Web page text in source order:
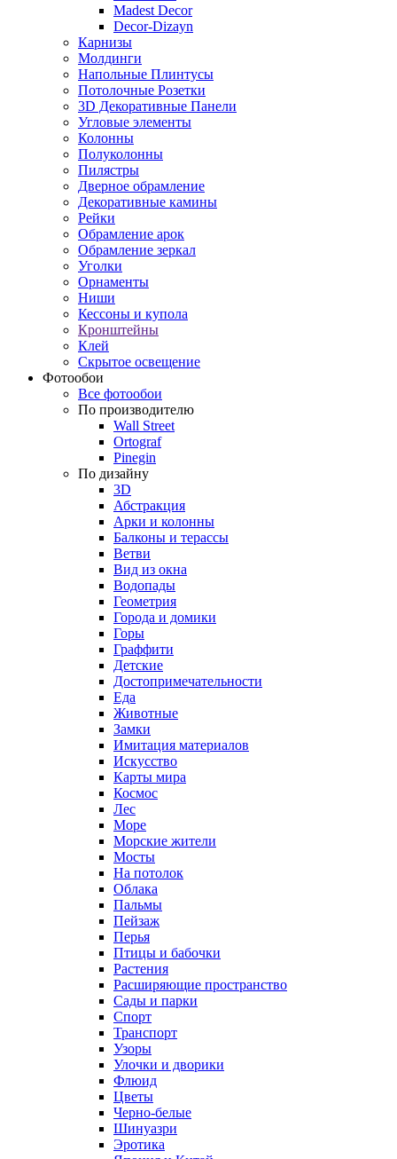
Madest Decor
Decor-Dizayn
Карнизы
Молдинги
Напольные Плинтусы
Потолочные Розетки
3D Декоративные Панели
Угловые элементы
Колонны
Полуколонны
Пилястры
Дверное обрамление
Декоративные камины
Рейки
Обрамление арок
Обрамление зеркал
Уголки
Орнаменты
Ниши
Кессоны и купола
Кронштейны
Клей
Скрытое освещение
Фотообои
Все фотообои
По производителю
Wall Street
Ortograf
Pinegin
По дизайну
3D
Абстракция
Арки и колонны
Балконы и терассы
Ветви
Вид из окна
Водопады
Геометрия
Города и домики
Горы
Граффити
Детские
Достопримечательности
Еда
Животные
Замки
Имитация материалов
Искусство
Карты мира
Космос
Лес
Море
Морские жители
Мосты
На потолок
Облака
Пальмы
Пейзаж
Перья
Птицы и бабочки
Растения
Расширяющие пространство
Сады и парки
Спорт
Транспорт
Узоры
Улочки и дворики
Флюид
Цветы
Черно-белые
Шинуазри
Эротика